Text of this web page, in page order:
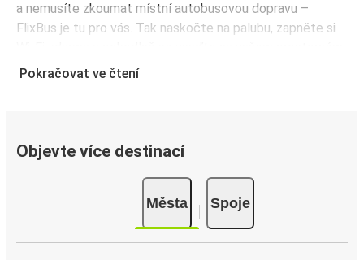
a nemusíte zkoumat místní autobusovou dopravu –
FlixBus je tu pro vás. Tak naskočte na palubu, zapněte si
sedadle! Koupit si jízdenku je tak snadné, ať si vyberete
vaše jízdenka – jednoduše ji ukažte řidiči při nástupu do
autobusu. Pro nejvýhodnější ceny si rezervujte jízdenku
předem přímo v aplikaci FlixBus – čím dříve koupíte, tím
levnější bude vaše cesta!
Proč cestovat do města Gary s FlixBusem?
Pokračovat ve čtení
Objevte více destinací
Města Spoje